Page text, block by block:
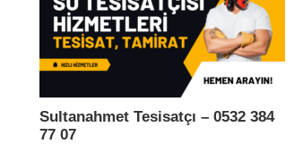
Sultanahmet Tesisatçı – 0532 384
77 07